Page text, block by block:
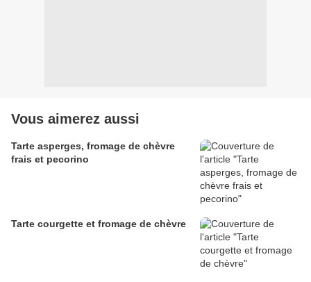
Vous aimerez aussi
Tarte asperges, fromage de chèvre
frais et pecorino
Tarte courgette et fromage de chèvre